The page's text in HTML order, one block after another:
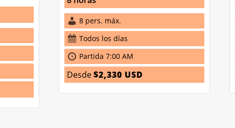
8 pers. máx.
Todos los días
Partida 7:00 AM
Desde$2,330 USD